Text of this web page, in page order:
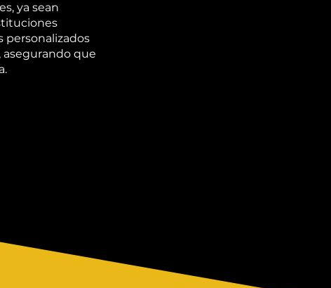
ya sean
personalizados
asegurando que